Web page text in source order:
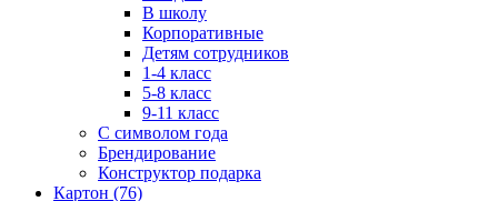
В школу
Корпоративные
Детям сотрудников
1-4 класс
5-8 класс
9-11 класс
С символом года
Брендирование
Конструктор подарка
Картон (76)